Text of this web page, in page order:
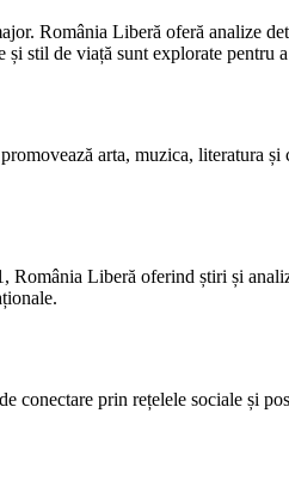
România Liberă oferă analize
și stil de viață sunt explorate
arta, muzica, literatura
România Liberă oferind știri și
prin rețelele sociale și